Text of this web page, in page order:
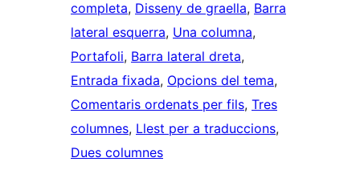
completa, Disseny de graella, Barra
lateral esquerra, Una columna
Portafoli, Barra lateral dreta
Entrada fixada, Opcions del tema
Comentaris ordenats per fils, Tres
columnes, Llest per a traduccions
Dues columnes